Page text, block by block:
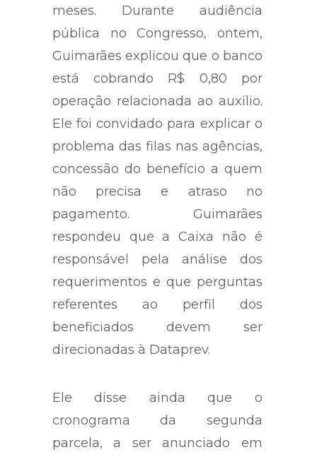
meses. Durante audiência
pública no Congresso, ontem,
Guimarães explicou que o banco
está cobrando R$ 0,80 por
operação relacionada ao auxílio.
Ele foi convidado para explicar o
problema das filas nas agências,
concessão do benefício a quem
não precisa e atraso no
pagamento. Guimarães
respondeu que a Caixa não é
responsável pela análise dos
requerimentos e que perguntas
referentes ao perfil dos
beneficiados devem ser
direcionadas à Dataprev.
Ele disse ainda que o
cronograma da segunda
parcela, a ser anunciado em